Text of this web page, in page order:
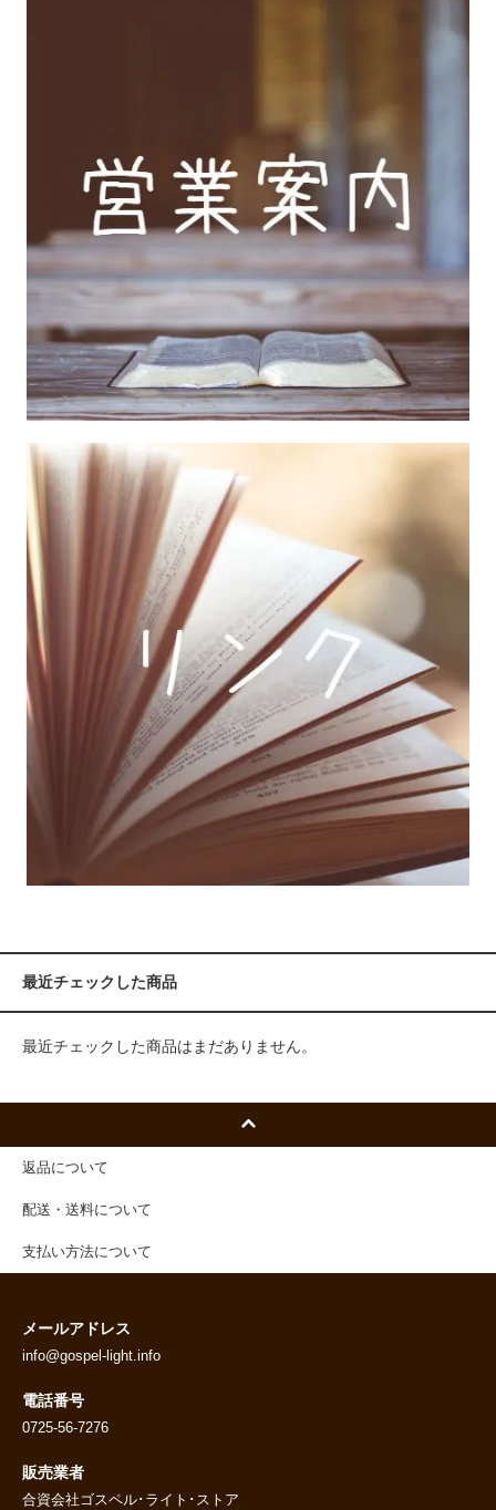
最近チェックした商品
最近チェックした商品はまだありません。
返品について
配送・送料について
支払い方法について
メールアドレス
info@gospel-light.info
電話番号
0725-56-7276
販売業者
合資会社ゴスペル･ライト･ストア